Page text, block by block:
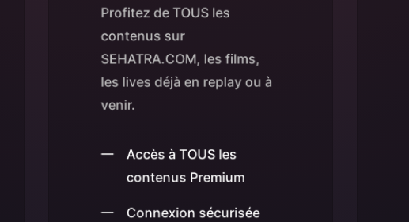
Profitez de TOUS les
contenus sur
SEHATRA.COM, les films,
les lives déjà en replay ou à
venir.
Accès à TOUS les
contenus Premium
Connexion sécurisée